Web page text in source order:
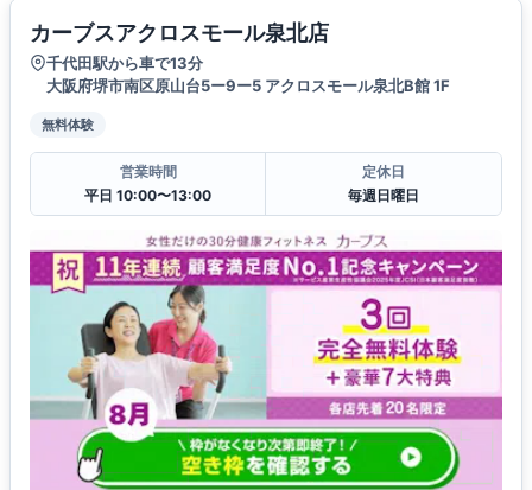
カーブスアクロスモール泉北店
千代田駅から車で13分
大阪府堺市南区原山台5ー9ー5 アクロスモール泉北B館 1F
無料体験
営業時間
平日 10:00〜13:00
定休日
毎週日曜日